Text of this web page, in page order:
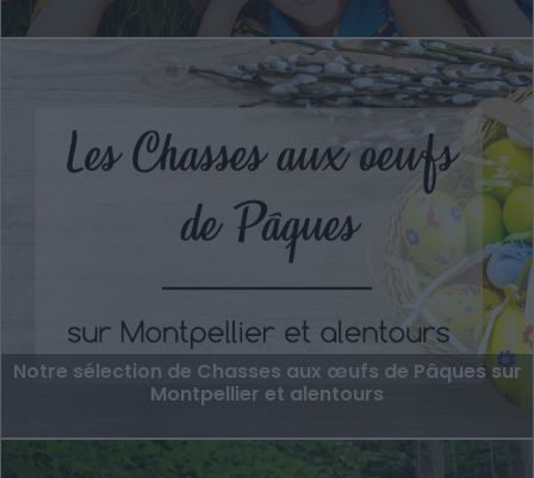
Notre sélection de Chasses aux œufs de Pâques sur
Montpellier et alentours